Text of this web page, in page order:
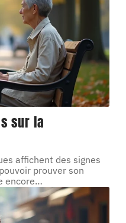
sur la
affichent des signes
prouver son
encore…